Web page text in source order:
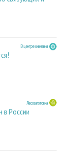
В центре внимания
Лесозаготовка
в России